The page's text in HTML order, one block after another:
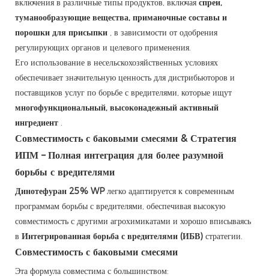
туманообразующие вещества, приманочные составы и
порошки для присыпки
, в зависимости от одобрения
регулирующих органов и целевого применения.
Его использование в несельскохозяйственных условиях
обеспечивает значительную ценность для дистрибьюторов и
поставщиков услуг по борьбе с вредителями, которые ищут
многофункциональный, высоконадежный активный
ингредиент
Совместимость с баковыми смесями & Стратегия
ИПМ – Полная интеграция для более разумной
борьбы с вредителями
Динотефуран 25% WPлегко адаптируется к современным
программам борьбы с вредителями, обеспечивая высокую
совместимость с другими агрохимикатами и хорошо вписываясь
в Интегрированная борьба с вредителями (ИБВ) стратегии.
Совместимость с баковыми смесями
Эта формула совместима с большинством: